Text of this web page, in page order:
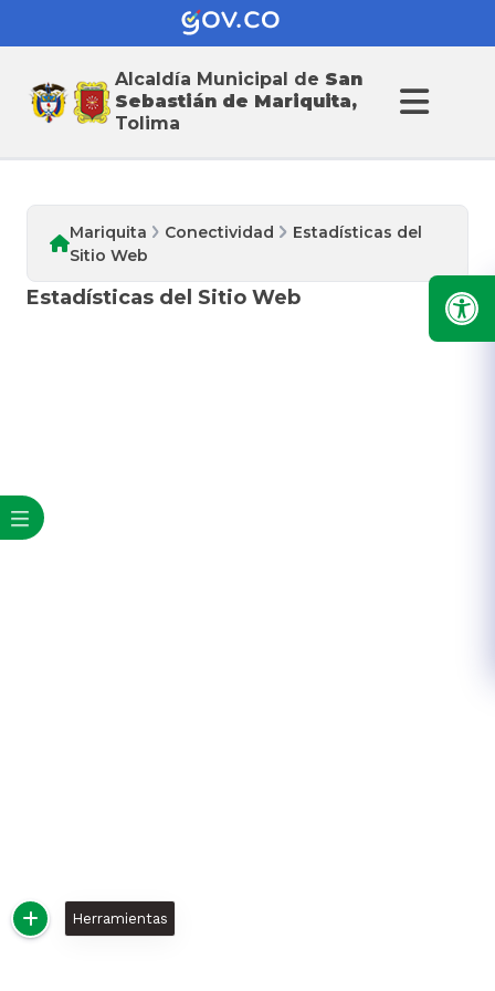
Alcaldía Municipal de San
Sebastián de Mariquita,
Tolima
Conectividad
Mariquita Conectividad
Estadísticas del
Sitio Web
Estadísticas del Sitio Web
Herramientas